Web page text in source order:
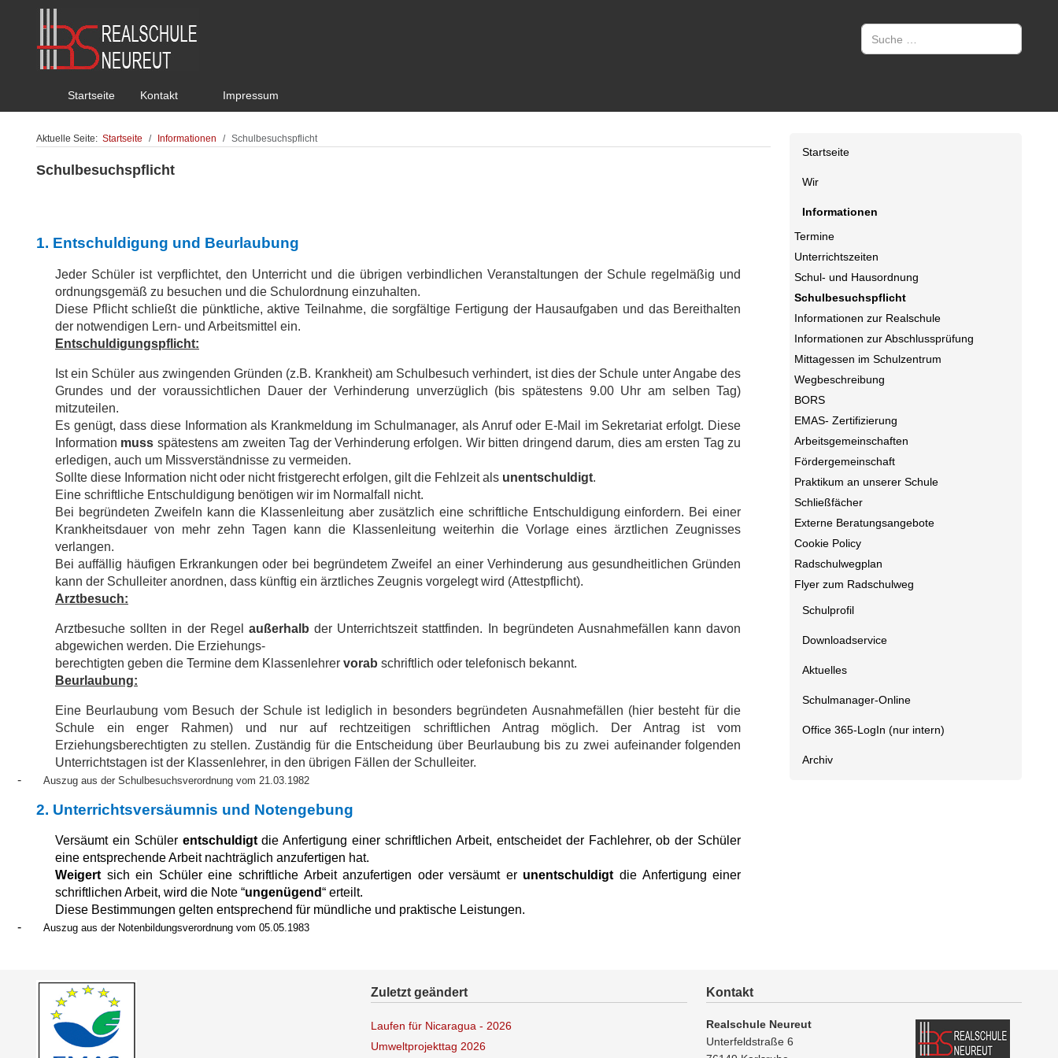
Suchen
Startseite Kontakt Impressum
Aktuelle Seite: Startseite Informationen Schulbesuchspflicht
Schulbesuchspflicht
1. Entschuldigung und Beurlaubung
Jeder Schüler ist verpflichtet, den Unterricht und die übrigen verbindlichen Veranstaltungen der Schule regelmäßig und
ordnungsgemäß zu besuchen und die Schulordnung einzuhalten.
Diese Pflicht schließt die pünktliche, aktive Teilnahme, die sorgfältige Fertigung der Hausaufgaben und das Bereithalten
der notwendigen Lern- und Arbeitsmittel ein.
Entschuldigungspflicht:
Ist ein Schüler aus zwingenden Gründen (z.B. Krankheit) am Schulbesuch verhindert, ist dies der Schule unter Angabe des
Grundes und der voraussichtlichen Dauer der Verhinderung unverzüglich (bis spätestens 9.00 Uhr am selben Tag)
mitzuteilen.
Es genügt, dass diese Information als Krankmeldung im Schulmanager, als Anruf oder E-Mail im Sekretariat erfolgt. Diese
Information muss spätestens am zweiten Tag der Verhinderung erfolgen. Wir bitten dringend darum, dies am ersten Tag zu
erledigen, auch um Missverständnisse zu vermeiden.
Sollte diese Information nicht oder nicht fristgerecht erfolgen, gilt die Fehlzeit als unentschuldigt.
Eine schriftliche Entschuldigung benötigen wir im Normalfall nicht.
Bei begründeten Zweifeln kann die Klassenleitung aber zusätzlich eine schriftliche Entschuldigung einfordern. Bei einer
Krankheitsdauer von mehr zehn Tagen kann die Klassenleitung weiterhin die Vorlage eines ärztlichen Zeugnisses
verlangen.
Bei auffällig häufigen Erkrankungen oder bei begründetem Zweifel an einer Verhinderung aus gesundheitlichen Gründen
kann der Schulleiter anordnen, dass künftig ein ärztliches Zeugnis vorgelegt wird (Attestpflicht).
Arztbesuch:
Arztbesuche sollten in der Regel außerhalbder Unterrichtszeit stattfinden. In begründeten Ausnahmefällen kann davon
abgewichen werden. Die Erziehungs-
berechtigten geben die Termine dem Klassenlehrer vorab schriftlich oder telefonisch bekannt.
Beurlaubung:
Eine Beurlaubung vom Besuch der Schule ist lediglich in besonders begründeten Ausnahmefällen (hier besteht für die
Schule ein enger Rahmen) und nur auf rechtzeitigen schriftlichen Antrag möglich. Der Antrag ist vom
Erziehungsberechtigten zu stellen. Zuständig für die Entscheidung über Beurlaubung bis zu zwei aufeinander folgenden
Unterrichtstagen ist der Klassenlehrer, in den übrigen Fällen der Schulleiter.
-
Auszug aus der Schulbesuchsverordnung vom 21.03.1982
2. Unterrichtsversäumnis und Notengebung
Versäumt ein Schüler entschuldigtdie Anfertigung einer schriftlichen Arbeit, entscheidet der Fachlehrer, ob der Schüler
eine entsprechende Arbeit nachträglich anzufertigen hat.
Weigert sich ein Schüler eine schriftliche Arbeit anzufertigen oder versäumt er unentschuldigt die Anfertigung einer
schriftlichen Arbeit, wird die Note “ungenügend“ erteilt.
Diese Bestimmungen gelten entsprechend für mündliche und praktische Leistungen.
-
Auszug aus der Notenbildungsverordnung vom 05.05.1983
Startseite
Wir
Informationen
Termine
Unterrichtszeiten
Schul- und Hausordnung
Schulbesuchspflicht
Informationen zur Realschule
Informationen zur Abschlussprüfung
Mittagessen im Schulzentrum
Wegbeschreibung
BORS
EMAS- Zertifizierung
Arbeitsgemeinschaften
Fördergemeinschaft
Praktikum an unserer Schule
Schließfächer
Externe Beratungsangebote
Cookie Policy
Radschulwegplan
Flyer zum Radschulweg
Schulprofil
Downloadservice
Aktuelles
Schulmanager-Online
Office 365-LogIn (nur intern)
Archiv
Zuletzt geändert
Laufen für Nicaragua - 2026
Umweltprojekttag 2026
Kontakt
Realschule Neureut
Unterfeldstraße 6